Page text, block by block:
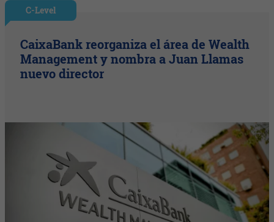
C-Level
CaixaBank reorganiza el área de Wealth
Management y nombra a Juan Llamas
nuevo director